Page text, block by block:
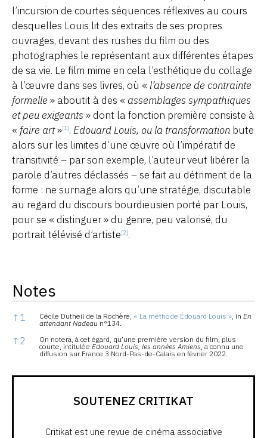
l’incursion de courtes séquences réflexives au cours
desquelles Louis lit des extraits de ses propres
ouvrages, devant des rushes du film ou des
photographies le représentant aux différentes étapes
de sa vie. Le film mime en cela l’esthétique du collage
à l’œuvre dans ses livres, où « l’absence de contrainte
formelle » aboutit à des « assemblages sympathiques
et peu exigeants » dont la fonction première consiste à
« faire art»[1]. Edouard Louis, ou la transformation bute
alors sur les limites d’une œuvre où l’impératif de
transitivité – par son exemple, l’auteur veut libérer la
parole d’autres déclassés – se fait au détriment de la
forme : ne surnage alors qu’une stratégie, discutable
au regard du discours bourdieusien porté par Louis,
pour se « distinguer » du genre, peu valorisé, du
portrait télévisé d’artiste[2].
Notes
Notes
↑ 1 Cécile Dutheil de la Rochère, « La méthode Édouard Louis », in En
attendant Nadeau n°134.
↑ 2
On notera, à cet égard, qu’une première version du film, plus
courte, intitulée Edouard Louis, les années Amiens, a connu une
diffusion sur France 3 Nord-Pas-de-Calais en février 2022.
SOUTENEZ CRITIKAT
Critikat est une revue de cinéma associative